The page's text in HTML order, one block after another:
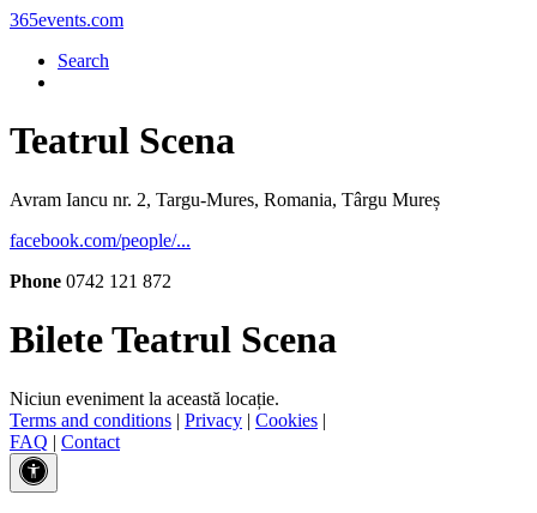
365events.com
Search
Teatrul Scena
Avram Iancu nr. 2, Targu-Mures, Romania, Târgu Mureș
facebook.com/people/...
Phone 0742 121 872
Bilete Teatrul Scena
Niciun eveniment la această locație.
Terms and conditions | Privacy | Cookies |
FAQ | Contact